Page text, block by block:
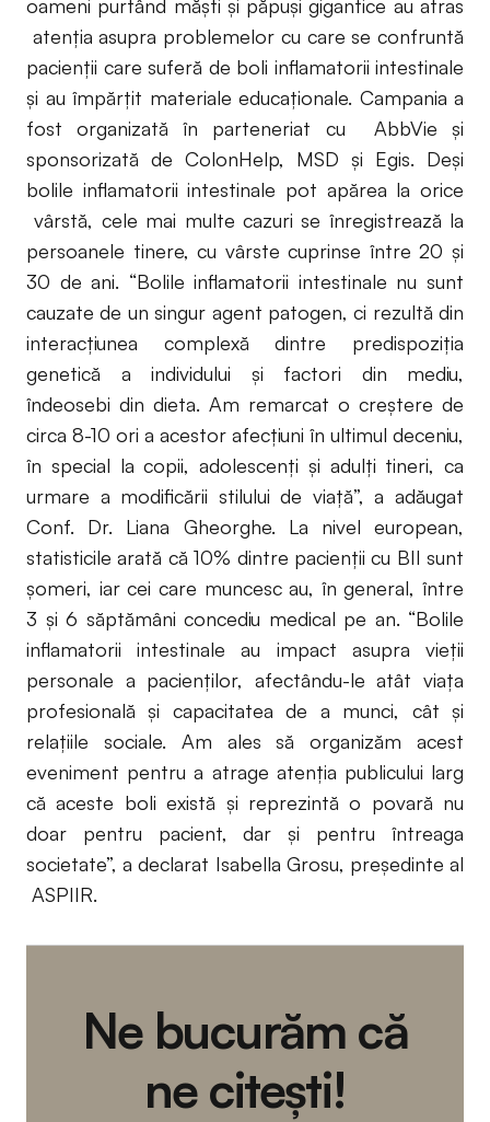
oameni purtând măști și păpuși gigantice au atras
atenția asupra problemelor cu care se confruntă
pacienții care suferă de boli inflamatorii intestinale
și au împărțit materiale educaționale. Campania a
fost organizată în parteneriat cu AbbVie și
sponsorizată de ColonHelp, MSD și Egis. Deși
bolile inflamatorii intestinale pot apărea la orice
vârstă, cele mai multe cazuri se înregistrează la
persoanele tinere, cu vârste cuprinse între 20 şi
30 de ani. “Bolile inflamatorii intestinale nu sunt
cauzate de un singur agent patogen, ci rezultă din
interacțiunea complexă dintre predispoziția
genetică a individului și factori din mediu,
îndeosebi din dieta. Am remarcat o creștere de
circa 8-10 ori a acestor afecțiuni în ultimul deceniu,
în special la copii, adolescenți și adulți tineri, ca
urmare a modificării stilului de viață”, a adăugat
Conf. Dr. Liana Gheorghe. La nivel european,
statisticile arată că 10% dintre pacienţii cu BII sunt
şomeri, iar cei care muncesc au, în general, între
3 şi 6 săptămâni concediu medical pe an. “Bolile
inflamatorii intestinale au impact asupra vieții
personale a pacienţilor, afectându-le atât viaţa
profesională şi capacitatea de a munci, cât şi
relaţiile sociale. Am ales să organizăm acest
eveniment pentru a atrage atenția publicului larg
că aceste boli există și reprezintă o povară nu
doar pentru pacient, dar și pentru întreaga
societate”, a declarat Isabella Grosu, președinte al
ASPIIR.
Ne bucurăm că
ne citești!